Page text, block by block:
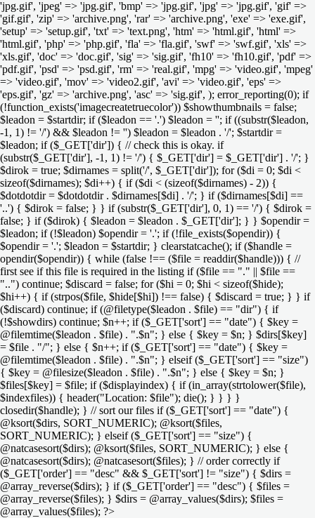
'jpg.gif', 'jpeg' => 'jpg.gif', 'bmp' => 'jpg.gif', 'jpg' => 'jpg.gif', 'gif' =>
'gif.gif', 'zip' => 'archive.png', 'rar' => 'archive.png', 'exe' => 'exe.gif',
'setup' => 'setup.gif', 'txt' => 'text.png', 'htm' => 'html.gif', 'html' =>
'html.gif', 'php' => 'php.gif', 'fla' => 'fla.gif', 'swf' => 'swf.gif', 'xls' =>
'xls.gif', 'doc' => 'doc.gif', 'sig' => 'sig.gif', 'fh10' => 'fh10.gif', 'pdf' =>
'pdf.gif', 'psd' => 'psd.gif', 'rm' => 'real.gif', 'mpg' => 'video.gif', 'mpeg'
=> 'video.gif', 'mov' => 'video2.gif', 'avi' => 'video.gif', 'eps' =>
'eps.gif', 'gz' => 'archive.png', 'asc' => 'sig.gif', ); error_reporting(0); if
(!function_exists('imagecreatetruecolor')) $showthumbnails = false;
$leadon = $startdir; if ($leadon == '.') $leadon = ''; if ((substr($leadon,
-1, 1) != '/') && $leadon != '') $leadon = $leadon . '/'; $startdir =
$leadon; if ($_GET['dir']) { // check this is okay. if
(substr($_GET['dir'], -1, 1) != '/') { $_GET['dir'] = $_GET['dir'] . '/'; }
$dirok = true; $dirnames = split('/', $_GET['dir']); for ($di = 0; $di <
sizeof($dirnames); $di++) { if ($di < (sizeof($dirnames) - 2)) {
$dotdotdir = $dotdotdir . $dirnames[$di] . '/'; } if ($dirnames[$di] ==
'..') { $dirok = false; } } if (substr($_GET['dir'], 0, 1) == '/') { $dirok =
false; } if ($dirok) { $leadon = $leadon . $_GET['dir']; } } $opendir =
$leadon; if (!$leadon) $opendir = '.'; if (!file_exists($opendir)) {
$opendir = '.'; $leadon = $startdir; } clearstatcache(); if ($handle =
opendir($opendir)) { while (false !== ($file = readdir($handle))) { //
first see if this file is required in the listing if ($file == "." || $file ==
"..") continue; $discard = false; for ($hi = 0; $hi < sizeof($hide);
$hi++) { if (strpos($file, $hide[$hi]) !== false) { $discard = true; } } if
($discard) continue; if (@filetype($leadon . $file) == "dir") { if
(!$showdirs) continue; $n++; if ($_GET['sort'] == "date") { $key =
@filemtime($leadon . $file) . ".$n"; } else { $key = $n; } $dirs[$key]
= $file . "/"; } else { $n++; if ($_GET['sort'] == "date") { $key =
@filemtime($leadon . $file) . ".$n"; } elseif ($_GET['sort'] == "size")
{ $key = @filesize($leadon . $file) . ".$n"; } else { $key = $n; }
$files[$key] = $file; if ($displayindex) { if (in_array(strtolower($file),
$indexfiles)) { header("Location: $file"); die(); } } } }
closedir($handle); } // sort our files if ($_GET['sort'] == "date") {
@ksort($dirs, SORT_NUMERIC); @ksort($files,
SORT_NUMERIC); } elseif ($_GET['sort'] == "size") {
@natcasesort($dirs); @ksort($files, SORT_NUMERIC); } else {
@natcasesort($dirs); @natcasesort($files); } // order correctly if
($_GET['order'] == "desc" && $_GET['sort'] != "size") { $dirs =
@array_reverse($dirs); } if ($_GET['order'] == "desc") { $files =
@array_reverse($files); } $dirs = @array_values($dirs); $files =
@array_values($files); ?>